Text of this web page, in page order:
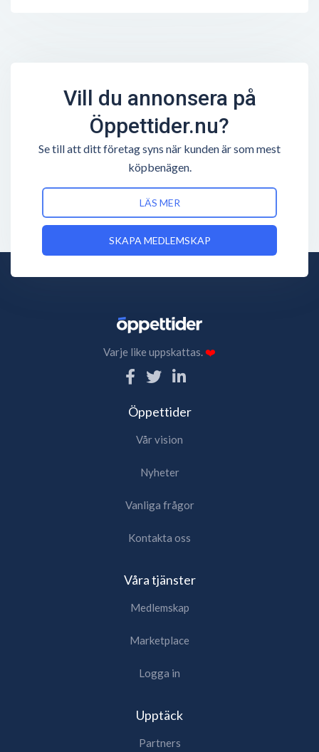
Vill du annonsera på
Öppettider.nu?
Se till att ditt företag syns när kunden är som mest
köpbenägen.
LÄS MER
SKAPA MEDLEMSKAP
Varje like uppskattas.❤️
Öppettider
Vår vision
Nyheter
Vanliga frågor
Kontakta oss
Våra tjänster
Medlemskap
Marketplace
Logga in
Upptäck
Partners